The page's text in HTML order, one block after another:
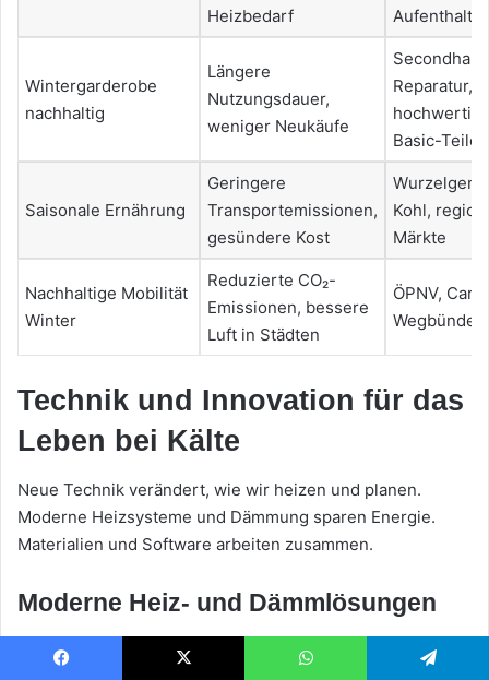
Heizbedarf
Wintergarderobe
nachhaltig
Längere
Nutzungsdauer,
weniger Neukäufe
Reparatur,
Basic-Teile
Saisonale Ernährung
Geringere
Transportemissionen,
gesündere Kost
Kohl,
Märkte
Nachhaltige Mobilität
Winter
Reduzierte CO₂-
Emissionen, bessere
Luft in Städten
ÖPNV,
Technik und Innovation für das
Leben bei Kälte
Neue Technik verändert, wie wir heizen und planen.
Moderne Heizsysteme und Dämmung sparen Energie.
Materialien und Software arbeiten zusammen.
Moderne Heiz- und Dämmlösungen
Wärmepumpen von Herstellern wie Viessmann werden